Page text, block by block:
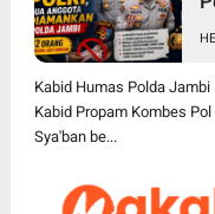
Kabid Humas Polda
Kabid Propam Kombes
Sya'ban be...